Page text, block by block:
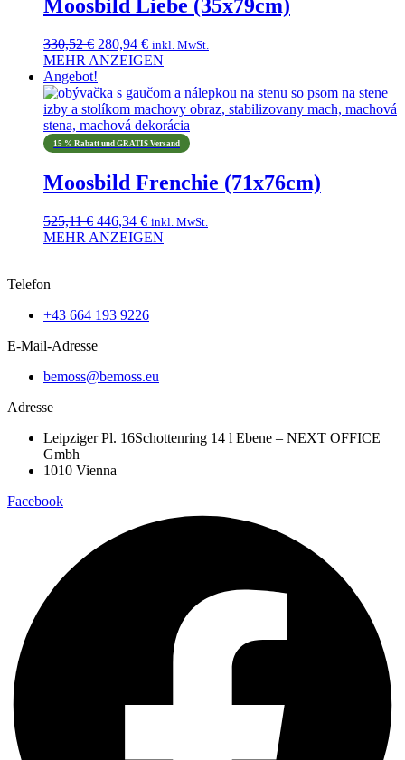
können
der
Produktseite
gewählt
werden
Moosbild Liebe (35x79cm)
330,52€ Ursprünglicher
Preis
330,52 €
280,94 €Aktueller
Preis
280,94 €.
inkl. MwSt.
MEHR ANZEIGEN
Dieses
Produkt
weist
mehrere
Varianten
auf.
Die
Optionen
auf
der
werden
Angebot!
15 % Rabatt und GRATIS Versand
Moosbild Frenchie (71x76cm)
525,11€ Ursprünglicher
Preis
446,34 €Aktueller
Preis
inkl. MwSt.
MEHR ANZEIGEN
weist
Varianten
Die
können
der
Produktseite
gewählt
werden
Telefon
+43 664 193 9226
E-Mail-Adresse
bemoss@bemoss.eu
Adresse
Leipziger Pl. 16Schottenring 14 l Ebene – NEXT OFFICE
Gmbh
1010 Vienna
Facebook